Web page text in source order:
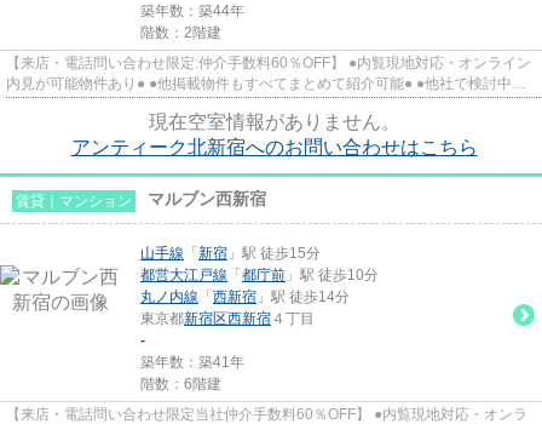
築年数：築44年
階数：2階建
【来店・電話問い合わせ限定:仲介手数料60％OFF】 ●内覧現地対応・オンライン
内見が可能物件あり● ●他掲載物件もすべてまとめて紹介可能● ●他社で検討中・
現在空室情報がありません。
アンティーク北新宿へのお問い合わせはこちら
賃貸｜マンション マルブン西新宿
山手線 「 新宿 」駅 徒歩15分
都営大江戸線 「 都庁前 」駅 徒歩10分
丸ノ内線 「 西新宿 」駅 徒歩14分
東京都新宿区西新宿 ４丁目
-
築年数：築41年
階数：6階建
【来店・電話問い合わせ限定当社仲介手数料60％OFF】 ●内覧現地対応・オンラ